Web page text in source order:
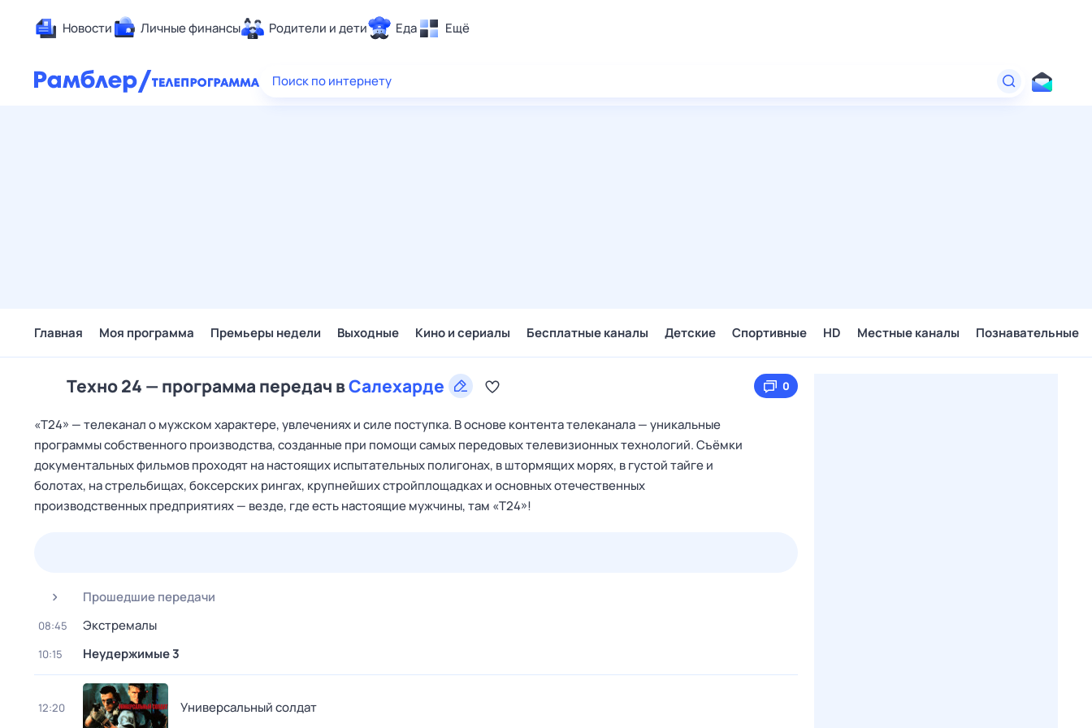
Новости Личные финансы Родители и дети Еда Ещё
Здоровье
Поиск по интернету
Главная Моя программа Премьеры недели Выходные Кино и сериалы Бесплатные каналы Детские Спортивные HD Местные каналы Познавательные
Техно 24 — программа передач вСалехарде 0
«Т24» — телеканал о мужском характере, увлечениях и силе поступка. В основе контента телеканала — уникальные
программы собственного производства, созданные при помощи самых передовых телевизионных технологий. Съёмки
документальных фильмов проходят на настоящих испытательных полигонах, в штормящих морях, в густой тайге и
болотах, на стрельбищах, боксерских рингах, крупнейших стройплощадках и основных отечественных
производственных предприятиях — везде, где есть настоящие мужчины, там «Т24»!
Прошедшие передачи
08:45 Экстремалы
10:15 Неудержимые 3
12:20 Универсальный солдат